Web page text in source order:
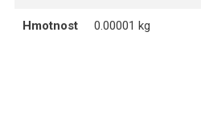
Hmotnost 0.00001 kg